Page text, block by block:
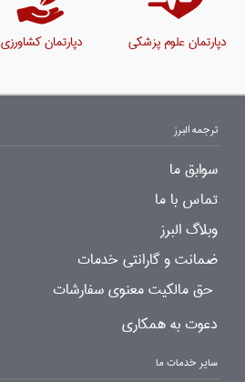
دپارتمان علوم پزشکی دپارتمان کشاورزی
ترجمه البرز
سوابق ما
تماس با ما
وبلاگ البرز
ضمانت و گارانتی خدمات
حق مالکیت معنوی سفارشات
دعوت به همکاری
سایر خدمات ما